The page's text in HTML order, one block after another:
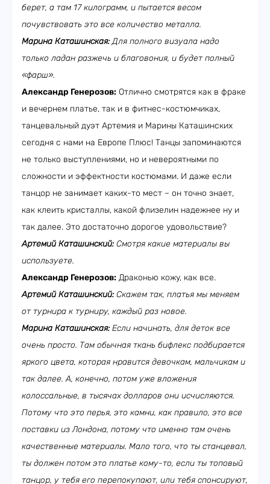
берет, а там 17 килограмм, и пытается весом
почувствовать это все количество металла.
Марина Каташинская:Для полного визуала надо
только ладан разжечь и благовония, и будет полный
«фарш».
Александр Генерозов: Отлично смотрятся как в фраке
и вечернем платье, так и в фитнес-костюмчиках,
танцевальный дуэт Артемия и Марины Каташинских
сегодня с нами на Европе Плюс! Танцы запоминаются
не только выступлениями, но и невероятными по
сложности и эффектности костюмами. И даже если
танцор не занимает каких-то мест – он точно знает,
как клеить кристаллы, какой флизелин надежнее ну и
так далее. Это достаточно дорогое удовольствие?
Артемий Каташинский:Смотря какие материалы вы
используете.
Александр Генерозов: Драконью кожу, как все.
Артемий Каташинский:Скажем так, платья мы меняем
от турнира к турниру, каждый раз новое.
Марина Каташинская:Если начинать, для деток все
очень просто. Там обычная ткань бифлекс подбирается
яркого цвета, которая нравится девочкам, мальчикам и
так далее. А, конечно, потом уже вложения
колоссальные, в тысячах долларов они исчисляются.
Потому что это перья, это камни, как правило, это все
поставки из Лондона, потому что именно там очень
качественные материалы. Мало того, что ты станцевал,
ты должен потом это платье кому-то, если ты топовый
танцор, у тебя его перепокупают, или тебя спонсируют,